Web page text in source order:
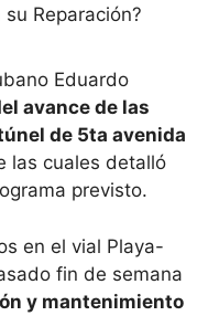
Reparación?
Eduardo
avance de las
de 5ta avenida
las cuales detalló
previsto.
en el vial Playa-
fin de semana
y mantenimiento